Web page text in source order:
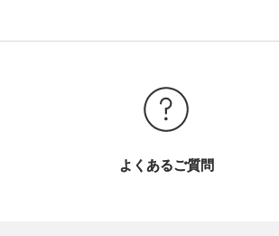
よくあるご質問